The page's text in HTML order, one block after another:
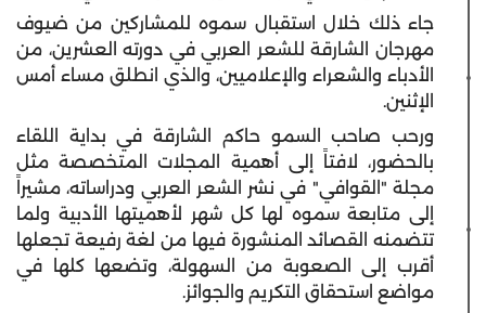
جاء ذلك خلال استقبال سموه للمشاركين من ضيوف
مهرجان الشارقة للشعر العربي في دورته العشرين، من
الأدباء والشعراء والإعلاميين، والذي انطلق مساء أمس
الإثنين.
ورحب صاحب السمو حاكم الشارقة في بداية اللقاء
بالحضور، لافتاً إلى أهمية المجلات المتخصصة مثل
مجلة "القوافي" في نشر الشعر العربي ودراساته، مشيراً
إلى متابعة سموه لها كل شهر لأهميتها الأدبية ولما
تتضمنه القصائد المنشورة فيها من لغة رفيعة تجعلها
أقرب إلى الصعوبة من السهولة، وتضعها كلها في
مواضع استحقاق التكريم والجوائز.